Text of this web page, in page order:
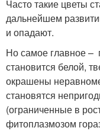
Часто такие цветы
дальнейшем
и опадают.
Но самое главное –
становится белой,
окрашены
становятся
(ограниченные в
фитоплазмозом